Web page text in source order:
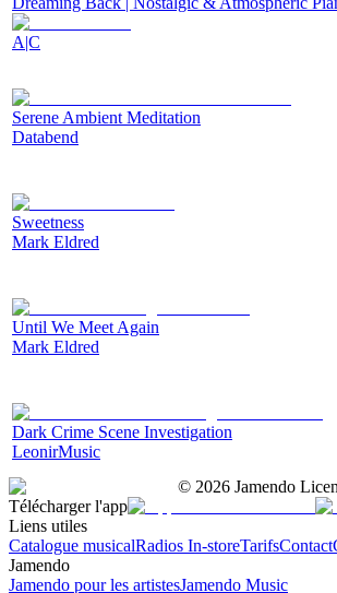
A|C
Serene Ambient Meditation
Databend
Sweetness
Mark Eldred
Until We Meet Again
Mark Eldred
Dark Crime Scene Investigation
LeonirMusic
© 2026 Jamendo
Télécharger l'app
Liens utiles
Catalogue musicalRadios In-storeTarifsContact
Jamendo
Jamendo pour les artistesJamendo Music